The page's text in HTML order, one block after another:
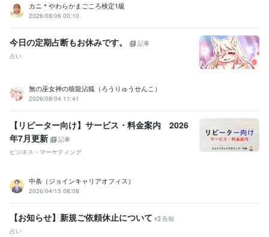
カニ＊やわらかまごころ検定1級
2026/08/06 00:10
今日の定期占断もお休みです。
記事
占い
無の巫女神の狼龍沾狐（ろうりゅうせんこ）
2026/08/04 11:41
【リピーター向け】サービス・料金案内 2026
年7月更新
記事
ビジネス・マーケティング
中条（ジョインキャリアオフィス）
2026/04/15 08:08
【お知らせ】新規ご依頼休止について
告知
占い